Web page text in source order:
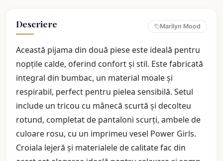
Descriere Marilyn Mood
Această pijama din două piese este ideală pentru
nopțile calde, oferind confort și stil. Este fabricată
integral din bumbac, un material moale și
respirabil, perfect pentru pielea sensibilă. Setul
include un tricou cu mânecă scurtă și decolteu
rotund, completat de pantaloni scurți, ambele de
culoare rosu, cu un imprimeu vesel Power Girls.
Croiala lejeră și materialele de calitate fac din